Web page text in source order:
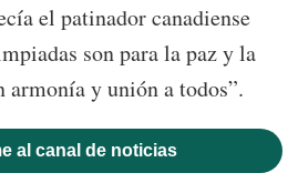
el patinador canadiense
son para la paz y la
armonía y unión a todos”.
al canal de noticias